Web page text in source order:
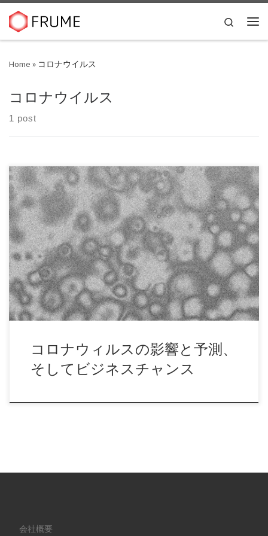
Skip to content
Search
Home » コロナウイルス
コロナウイルス
1 post
１．コロナウィルスの現時点での影響 コロナウイルスの影
響は、株価の下落に始まり、東京五輪の中止や延期 […]
コロナウィルスの影響と予測、
そしてビジネスチャンス
会社概要